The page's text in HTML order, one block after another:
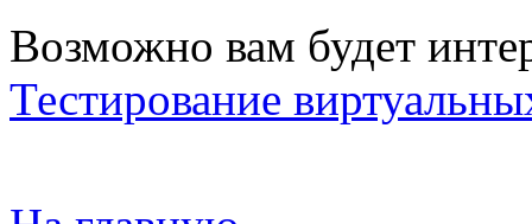
Возможно вам будет
Тестирование